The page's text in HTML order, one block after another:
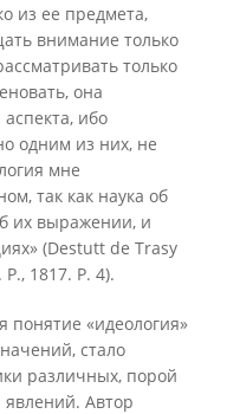
из ее предмета,
внимание только
только
она
ибо
одним из них, не
мне
так как наука об
их выражении, и
(Destutt de Trasy
1817. P. 4).
понятие «идеология»
стало
различных, порой
Автор